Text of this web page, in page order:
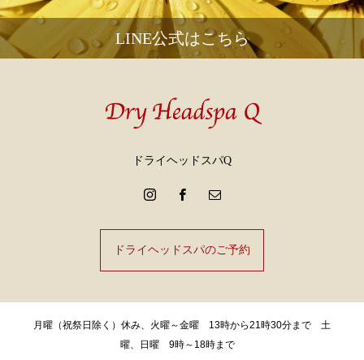
LINE公式はこちら
ドライヘッドスパQ
ドライヘッドスパのご予約
月曜（祝祭日除く）休み、火曜～金曜 13時から21時30分まで 土
曜、日曜 9時～18時まで